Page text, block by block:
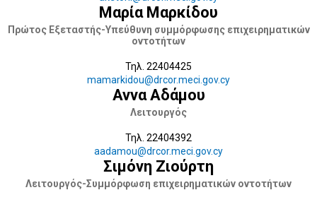
Μαρία Μαρκίδου
Πρώτος Εξεταστής-Υπεύθυνη συμμόρφωσης επιχειρηματικών
οντοτήτων
Τηλ. 22404425
mamarkidou@drcor.meci.gov.cy
Αννα Αδάμου
Λειτουργός
Τηλ. 22404392
aadamou@drcor.meci.gov.cy
Σιμόνη Ζιούρτη
Λειτουργός-Συμμόρφωση επιχειρηματικών οντοτήτων